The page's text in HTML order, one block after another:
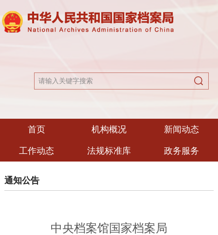
首页 机构概况 新闻动态
工作动态 法规标准库 政务服务
通知公告
中央档案馆国家档案局